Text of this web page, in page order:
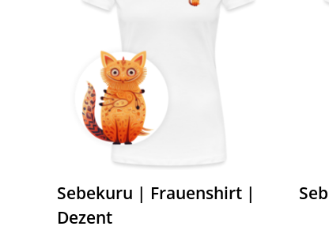
Sebekuru | Frauenshirt |
Dezent